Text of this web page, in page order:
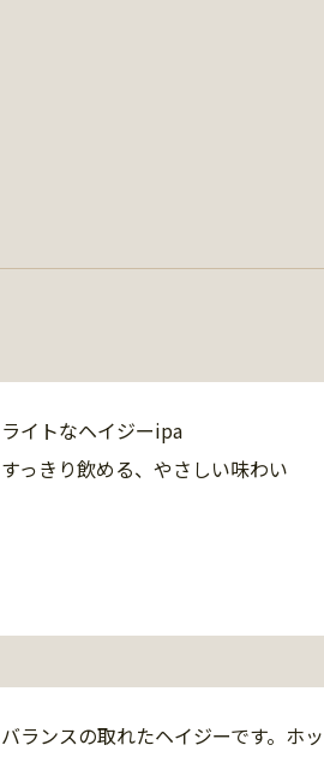
ライトなヘイジーipa
すっきり飲める、やさしい味わい
バランスの取れたヘイジーです。ホ